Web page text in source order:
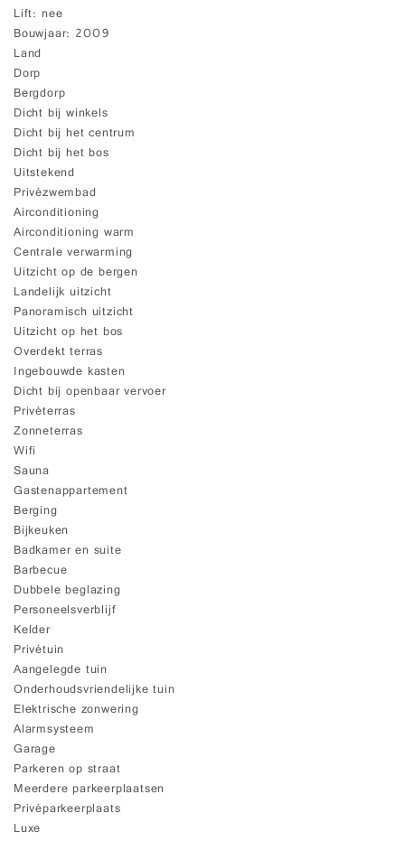
Lift nee
Bouwjaar 2009
Land
Dorp
Bergdorp
Dicht bij winkels
Dicht bij het centrum
Dicht bij het bos
Uitstekend
Privézwembad
Airconditioning
Airconditioning warm
Centrale verwarming
Uitzicht op de bergen
Landelijk uitzicht
Panoramisch uitzicht
Uitzicht op het bos
Overdekt terras
Ingebouwde kasten
Dicht bij openbaar vervoer
Privéterras
Zonneterras
Wifi
Sauna
Gastenappartement
Berging
Bijkeuken
Badkamer en suite
Barbecue
Dubbele beglazing
Personeelsverblijf
Kelder
Privétuin
Aangelegde tuin
Onderhoudsvriendelijke tuin
Elektrische zonwering
Alarmsysteem
Garage
Parkeren op straat
Meerdere parkeerplaatsen
Privéparkeerplaats
Luxe